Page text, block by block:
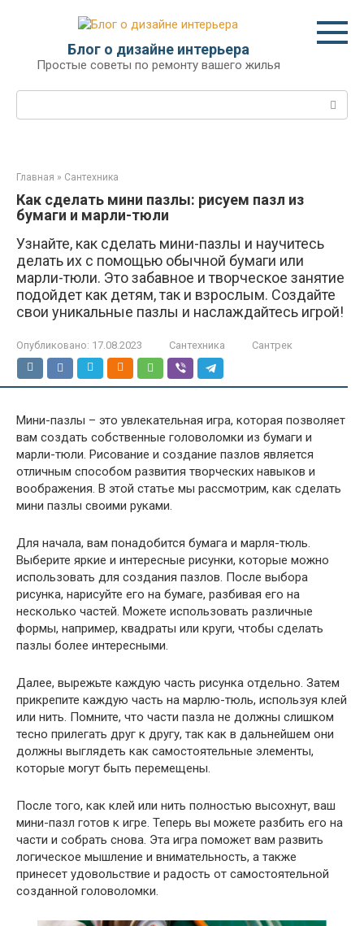
Блог о дизайне интерьера
Простые советы по ремонту вашего жилья
Поиск:
Главная » Сантехника
Как сделать мини пазлы: рисуем пазл из
бумаги и марли-тюли
Узнайте, как сделать мини-пазлы и научитесь
делать их с помощью обычной бумаги или
марли-тюли. Это забавное и творческое занятие
подойдет как детям, так и взрослым. Создайте
свои уникальные пазлы и наслаждайтесь игрой!
Опубликовано: 17.08.2023 Сантехника Сантрек
Мини-пазлы – это увлекательная игра, которая позволяет
вам создать собственные головоломки из бумаги и
марли-тюли. Рисование и создание пазлов является
отличным способом развития творческих навыков и
воображения. В этой статье мы рассмотрим, как сделать
мини пазлы своими руками.
Для начала, вам понадобится бумага и марля-тюль.
Выберите яркие и интересные рисунки, которые можно
использовать для создания пазлов. После выбора
рисунка, нарисуйте его на бумаге, разбивая его на
несколько частей. Можете использовать различные
формы, например, квадраты или круги, чтобы сделать
пазлы более интересными.
Далее, вырежьте каждую часть рисунка отдельно. Затем
прикрепите каждую часть на марлю-тюль, используя клей
или нить. Помните, что части пазла не должны слишком
тесно прилегать друг к другу, так как в дальнейшем они
должны выглядеть как самостоятельные элементы,
которые могут быть перемещены.
После того, как клей или нить полностью высохнут, ваш
мини-пазл готов к игре. Теперь вы можете разбить его на
части и собрать снова. Эта игра поможет вам развить
логическое мышление и внимательность, а также
принесет удовольствие и радость от самостоятельной
созданной головоломки.